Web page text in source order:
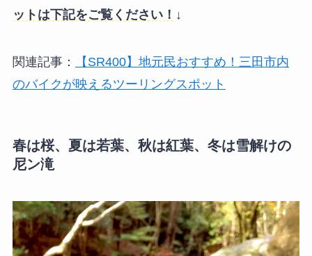
ットは下記をご覧ください！ ↓
関連記事：
【SR400】地元民おすすめ！三田市内
のバイクが映えるツーリングスポット
春は桜、夏は若葉、秋は紅葉、冬は雪解けの
尼ン滝